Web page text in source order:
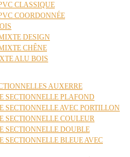
CLASSIQUE
COORDONNÉE
DESIGN
CHÊNE
ALU BOIS
AUXERRE
SECTIONNELLE PLAFOND
SECTIONNELLE AVEC PORTILLON
SECTIONNELLE COULEUR
SECTIONNELLE DOUBLE
SECTIONNELLE BLEUE AVEC